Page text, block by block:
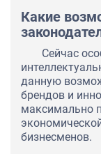
Какие
Сейчас
данную
брендов и
максимально
бизнесменов.